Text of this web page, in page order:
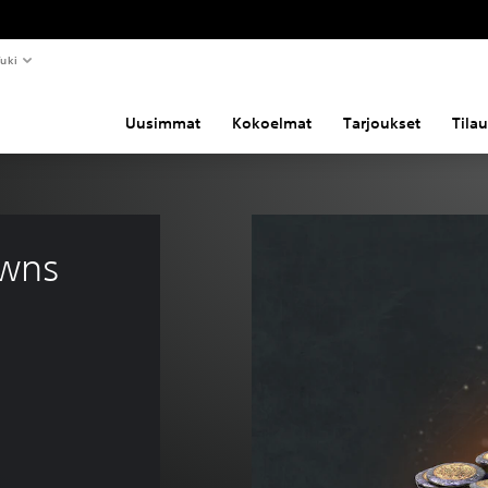
Uusimmat Kokoelmat Tarjoukset